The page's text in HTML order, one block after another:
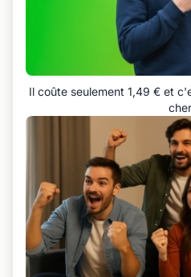
Il coûte seulement 1,49 € et
cher